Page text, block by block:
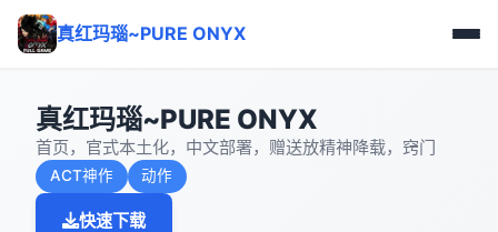
真红玛瑙~PURE ONYX
真红玛瑙~PURE ONYX
首页，官式本土化，中文部署，赠送放精神降载，窍门
ACT神作 动作
快速下载